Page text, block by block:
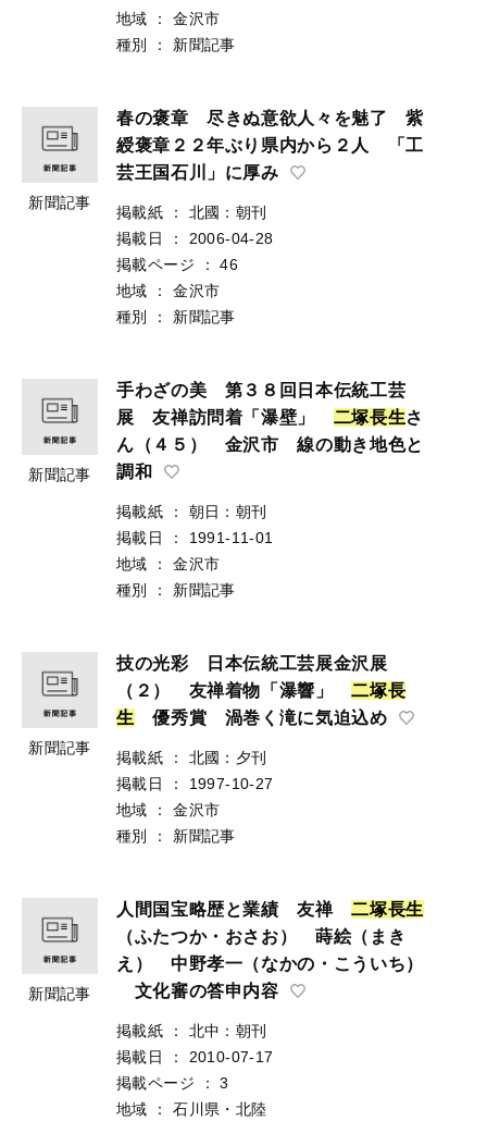
地域
：
金沢市
種別
： 新聞記事
新聞記事
春の褒章 尽きぬ意欲人々を魅了 紫
綬褒章２２年ぶり県内から２人 「工
芸王国石川」に厚み
掲載紙 ：
北國：朝刊
掲載日
：
2006-04-28
掲載ページ
：
46
地域
：
金沢市
種別
： 新聞記事
新聞記事
手わざの美 第３８回日本伝統工芸
展 友禅訪問着「瀑壁」 二塚長生さ
ん（４５） 金沢市 線の動き地色と
調和
掲載紙 ：
朝日：朝刊
掲載日
：
1991-11-01
地域
：
金沢市
種別
： 新聞記事
新聞記事
技の光彩 日本伝統工芸展金沢展
（２） 友禅着物「瀑響」二塚長
生 優秀賞 渦巻く滝に気迫込め
掲載紙 ：
北國：夕刊
掲載日
：
1997-10-27
地域
：
金沢市
種別
： 新聞記事
新聞記事
人間国宝略歴と業績 友禅二塚長生
（ふたつか・おさお） 蒔絵（まき
え） 中野孝一（なかの・こういち）
文化審の答申内容
掲載紙 ：
北中：朝刊
掲載日
：
2010-07-17
掲載ページ
：
3
地域
：
石川県・北陸